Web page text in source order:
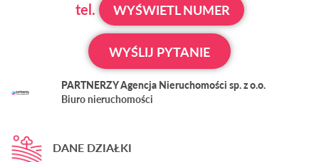
tel.
WYŚWIETL NUMER
WYŚLIJ PYTANIE
PARTNERZY Agencja Nieruchomości sp. z o.o.
Biuro nieruchomości
DANE DZIAŁKI